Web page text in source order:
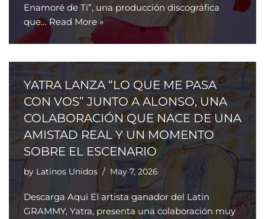
Enamoré de Ti”, una producción discográfica
que…Read More »
YATRA LANZA “LO QUE ME PASA
CON VOS” JUNTO A ALONSO, UNA
COLABORACIÓN QUE NACE DE UNA
AMISTAD REAL Y UN MOMENTO
SOBRE EL ESCENARIO
by Latinos Unidos May 7, 2026
Descarga Aqui El artista ganador del Latin
GRAMMY, Yatra, presenta una colaboración muy